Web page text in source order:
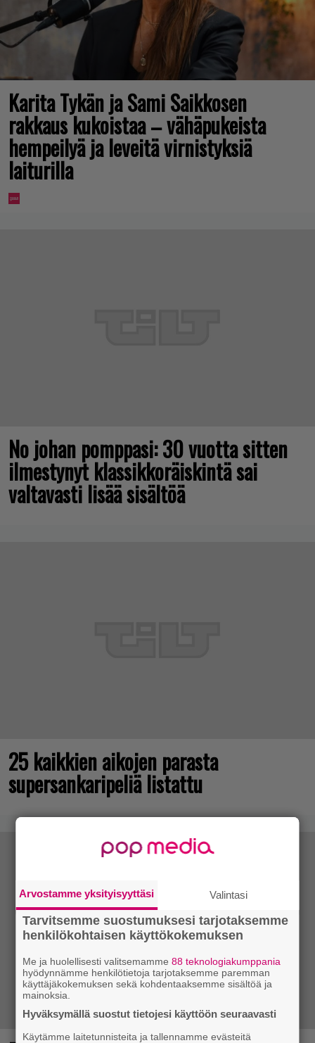
Karita Tykän ja Sami Saikkosen
rakkaus kukoistaa – vähäpukeista
hempeilyä ja leveitä virnistyksiä
laiturilla
No johan pomppasi: 30 vuotta sitten
ilmestynyt klassikkoräiskintä sai
valtavasti lisää sisältöä
25 kaikkien aikojen parasta
supersankaripeliä listattu
Arvostamme yksityisyyttäsi Valintasi
Tarvitsemme suostumuksesi tarjotaksemme
henkilökohtaisen käyttökokemuksen
Me ja huolellisesti valitsemamme88 teknologiakumppania
hyödynnämme henkilötietoja tarjotaksemme paremman
käyttäjäkokemuksen sekä kohdentaaksemme sisältöä ja
mainoksia.
Hyväksymällä suostut tietojesi käyttöön seuraavasti
Käytämme laitetunnisteita ja tallennamme evästeitä